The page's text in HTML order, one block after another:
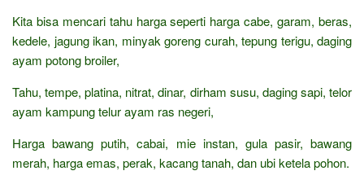
Kita bisa mencari tahu harga seperti harga cabe, garam, beras,
kedele, jagung ikan, minyak goreng curah, tepung terigu, daging
ayam potong broiler,
Tahu, tempe, platina, nitrat, dinar, dirham susu, daging sapi, telor
ayam kampung telur ayam ras negeri,
Harga bawang putih, cabai, mie instan, gula pasir, bawang
merah, harga emas, perak, kacang tanah, dan ubi ketela pohon.